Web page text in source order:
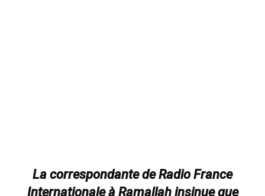
La correspondante de Radio France
Internationale à Ramallah insinue que